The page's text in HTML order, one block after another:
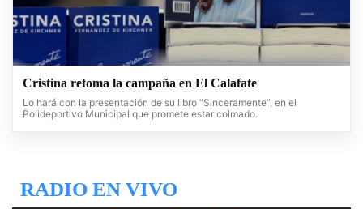
Cristina retoma la campaña en El Calafate
Lo hará con la presentación de su libro “Sinceramente”, en el
Polideportivo Municipal que promete estar colmado.
RADIO EN VIVO